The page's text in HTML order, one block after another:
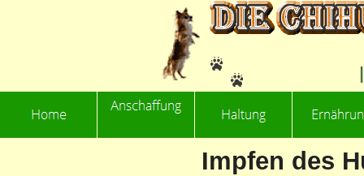
Impfen des